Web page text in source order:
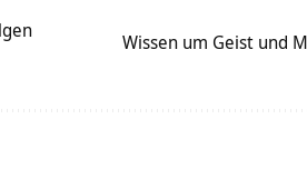
Wissen um Geist und